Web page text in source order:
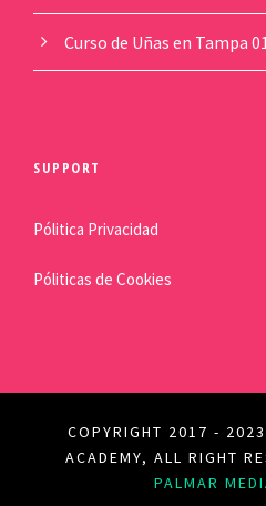
Curso de Uñas en Tampa
SUPPORT
Pólitica Privacidad
Póliticas de Cookies
COPYRIGHT 2017 -
ACADEMY, ALL RIGHT
PALMAR